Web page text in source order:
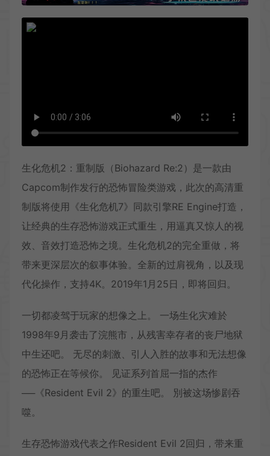
生化危机2：重制版（Biohazard Re:2）是一款由
Capcom制作发行的恐怖冒险类游戏，此次的高清重
制版将使用《生化危机7》同款引擎RE Engine打造，
让经典的生存恐怖游戏正式重生，用逼真又惊人的视
效、音效打造恐怖之境。生化危机2的完全重做，将
带来更深层次的叙事体验。全新的过肩视角，以及现
代化操作，支持4K。2019年1月25日，即将回归。
一切都凌驾于玩家的想像之上。 一场生化灾难於
1998年9月袭击了浣熊市，从残害幸存者的丧尸地狱
中生还吧。 无尽的刺激、引人入胜的故事和无法想像
的恐怖正在等候你。 见证系列首屈一指的杰作
──《Resident Evil 2》的重生吧。 別被这场惨剧吞
噬。
生存恐怖游戏代表之作Resident Evil 2回归，带来重